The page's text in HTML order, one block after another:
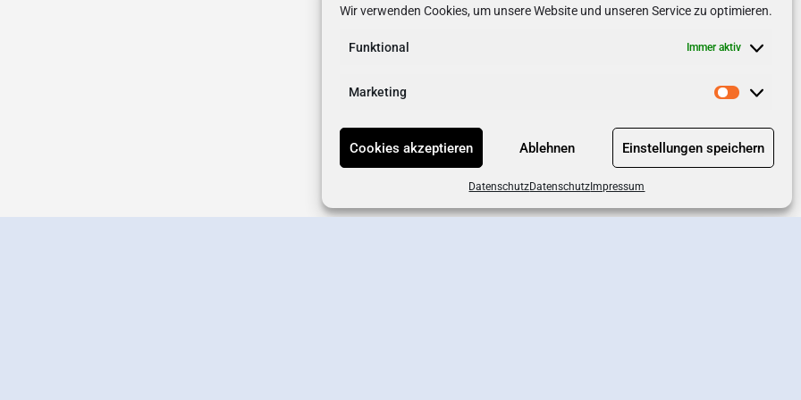
Wir verwenden Cookies, um unsere Website und unseren Service zu optimieren.
Funktional Immer aktiv
Marketing
Cookies akzeptieren Ablehnen Einstellungen speichern
DatenschutzDatenschutz Impressum